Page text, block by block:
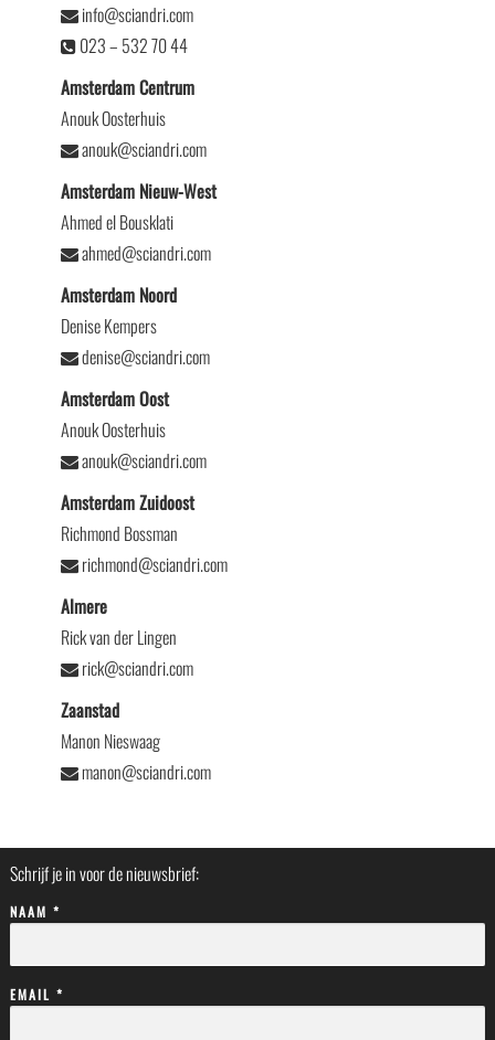
info@sciandri.com
023 – 532 70 44
Amsterdam Centrum
Anouk Oosterhuis
anouk@sciandri.com
Amsterdam Nieuw-West
Ahmed el Bousklati
ahmed@sciandri.com
Amsterdam Noord
Denise Kempers
denise@sciandri.com
Amsterdam Oost
Anouk Oosterhuis
anouk@sciandri.com
Amsterdam Zuidoost
Richmond Bossman
richmond@sciandri.com
Almere
Rick van der Lingen
rick@sciandri.com
Zaanstad
Manon Nieswaag
manon@sciandri.com
Schrijf je in voor de nieuwsbrief:
NAAM *
EMAIL *